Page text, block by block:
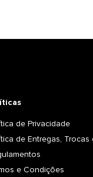
de Privacidade
de Entregas,
e Condições